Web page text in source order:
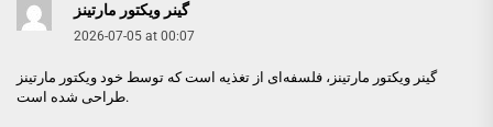
گینر ویکتور مارتینز
2026-07-05 at 00:07
گینر ویکتور مارتینز ، فلسفه‌ای از تغذیه است که توسط خود ویکتور مارتینز
طراحی شده است.